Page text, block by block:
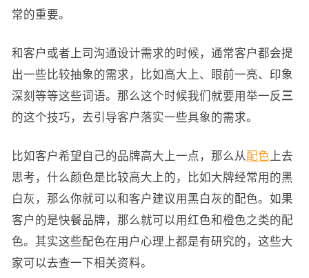
常的重要。
和客户或者上司沟通设计需求的时候，通常客户都会提
出一些比较抽象的需求，比如高大上、眼前一亮、印象
深刻等等这些词语。那么这个时候我们就要用举一反 三
的这个技巧，去引导客户落实一些具象的需求。
比如客户希望自己的品牌高大上一点，那么从配色 上去
思考，什么颜色是比较高大上的，比如大牌经常用的黑
白灰，那么你就可以和客户建议用黑白灰的配色。如果
客户的是快餐品牌，那么就可以用红色和橙色之类的配
色。其实这些配色在用户心理上都是有研究的，这些大
家可以去查一下相关资料。